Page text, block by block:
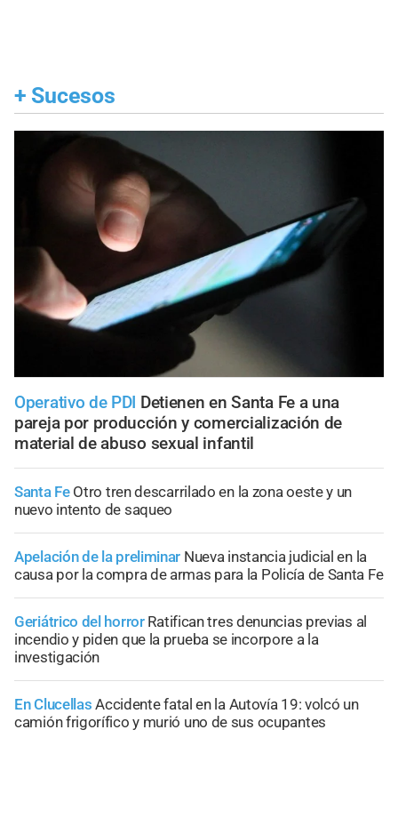
+ Sucesos
Operativo de PDI Detienen en Santa Fe a una
pareja por producción y comercialización de
material de abuso sexual infantil
Santa Fe Otro tren descarrilado en la zona oeste y un
nuevo intento de saqueo
Apelación de la preliminar Nueva instancia judicial en la
causa por la compra de armas para la Policía de Santa Fe
Geriátrico del horror Ratifican tres denuncias previas al
incendio y piden que la prueba se incorpore a la
investigación
En Clucellas Accidente fatal en la Autovía 19: volcó un
camión frigorífico y murió uno de sus ocupantes